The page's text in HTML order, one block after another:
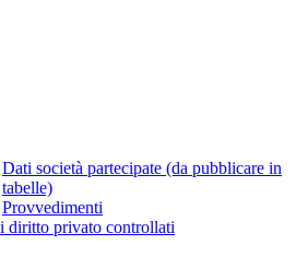
Dati società partecipate (da pubblicare in
tabelle)
Provvedimenti
diritto privato controllati